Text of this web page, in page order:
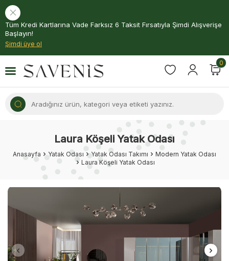
Tüm Kredi Kartlarına Vade Farksız 6 Taksit Fırsatıyla Şimdi Alışverişe
Başlayın!
Şimdi üye ol
0
Laura Köşeli Yatak Odası
Anasayfa Yatak Odası Yatak Odası Takımı
Modern Yatak Odası
Laura Köşeli Yatak Odası